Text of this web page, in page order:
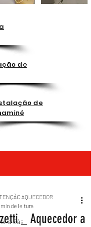
de
de
a Gás_ Aquecedor a
AQUECEDOR
min de leitura